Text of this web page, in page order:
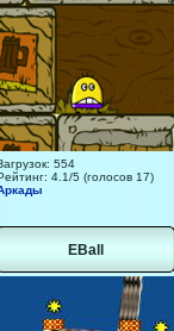
554
4.1/5 (голосов 17)
EBall